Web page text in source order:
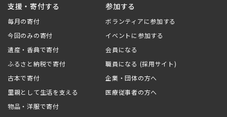
支援・寄付する
毎月の寄付
今回のみの寄付
遺産・香典で寄付
ふるさと納税で寄付
古本で寄付
里親として生活を支える
物品・洋服で寄付
参加する
ボランティアに参加する
イベントに参加する
会員になる
職員になる (採用サイト)
企業・団体の方へ
医療従事者の方へ